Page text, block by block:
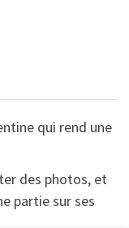
qui rend une
des photos, et
partie sur ses